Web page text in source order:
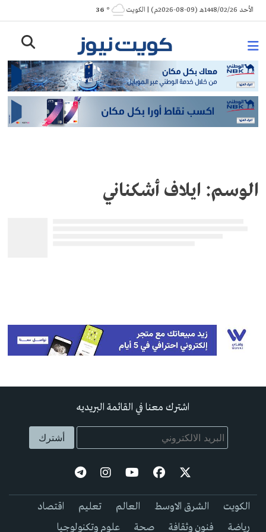
Skip
to
الأحد 1448/02/26هـ (09-08-2026م) | الكويت ° 36
الوسم: ايلاف أشكناني
اشترك معنا في القائمة البريديه
الكويت الشرق الاوسط العالم تعليم
اقتصاد
رياضة
فنون وثقافة صحة علوم وتكنولوجيا